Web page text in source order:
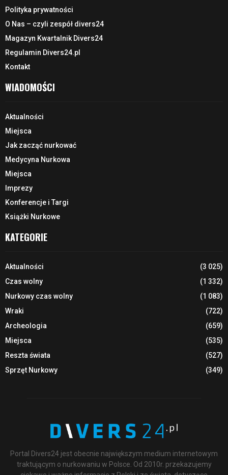
Polityka prywatności
O Nas – czyli zespół divers24
Magazyn Kwartalnik Divers24
Regulamin Divers24.pl
Kontakt
WIADOMOŚCI
Aktualności
Miejsca
Jak zacząć nurkować
Medycyna Nurkowa
Miejsca
Imprezy
Konferencje i Targi
Książki Nurkowe
KATEGORIE
Aktualności
(3 025)
Czas wolny
(1 332)
Nurkowy czas wolny
(1 083)
Wraki
(722)
Archeologia
(659)
Miejsca
(535)
Reszta świata
(527)
Sprzęt Nurkowy
(349)
Portal Divers24 jest obecnie największym medium internetowym
traktującym o nurkowaniu w Polsce. Od 2010r. przekazujemy